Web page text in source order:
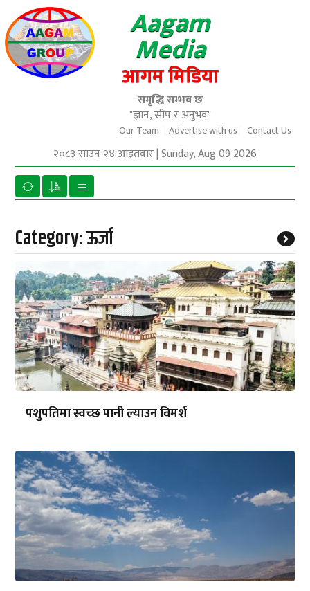
Aagam
Media
आगम मिडिया
समृद्धि सम्भव छ
"ज्ञान, सीप र अनुभव"
Our Team Advertise with us Contact Us
२०८३ साउन २४ आइतवार|Sunday, Aug 09 2026
Category:ऊर्जा
पशुपतिमा स्वच्छ पानी ल्याउन विमर्श